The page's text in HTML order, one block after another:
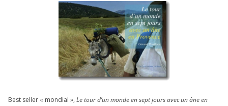
Best sel­ler « mon­dial », Le tour d’un monde en sept jours avec un âne en